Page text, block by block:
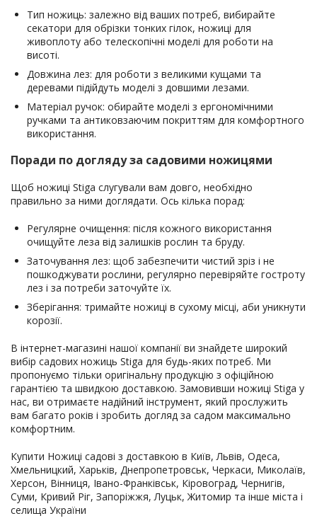
Тип ножиць: залежно від ваших потреб, вибирайте
секатори для обрізки тонких гілок, ножиці для
живоплоту або телескопічні моделі для роботи на
висоті.
Довжина лез: для роботи з великими кущами та
деревами підійдуть моделі з довшими лезами.
Матеріал ручок: обирайте моделі з ергономічними
ручками та антиковзаючим покриттям для комфортного
використання.
Поради по догляду за садовими ножицями
Щоб ножиці Stiga слугували вам довго, необхідно
правильно за ними доглядати. Ось кілька порад:
Регулярне очищення: після кожного використання
очищуйте леза від залишків рослин та бруду.
Заточування лез: щоб забезпечити чистий зріз і не
пошкоджувати рослини, регулярно перевіряйте гостроту
лез і за потреби заточуйте їх.
Зберігання: тримайте ножиці в сухому місці, аби уникнути
корозії.
В інтернет-магазині нашої компанії ви знайдете широкий
вибір садових ножиць Stiga для будь-яких потреб. Ми
пропонуємо тільки оригінальну продукцію з офіційною
гарантією та швидкою доставкою. Замовивши ножиці Stiga у
нас, ви отримаєте надійний інструмент, який прослужить
вам багато років і зробить догляд за садом максимально
комфортним.
Купити Ножиці садові з доставкою в Київ, Львів, Одеса,
Хмельницкий, Харьків, Днепропетровськ, Черкаси, Миколаїв,
Херсон, Вінниця, Івано-Франківськ, Кіровоград, Чернигів,
Суми, Кривий Ріг, Запоріжжя, Луцьк, Житомир та інше міста і
селища України